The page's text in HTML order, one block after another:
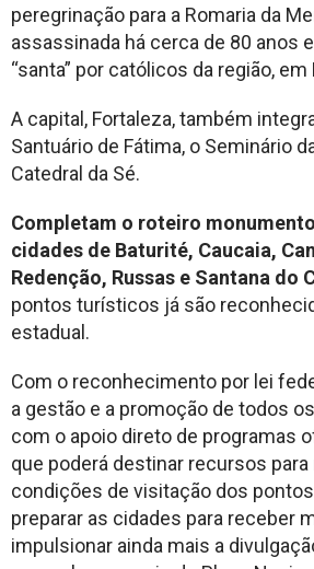
peregrinação para a Romaria da
assassinada há cerca de 80 anos
“santa” por católicos da região, em
A capital, Fortaleza, também
Santuário de Fátima, o Seminário
Catedral da Sé.
Completam o roteiro
cidades de Baturité, Caucaia,
Redenção, Russas e Santana do
pontos turísticos já são
estadual.
Com o reconhecimento por lei
a gestão e a promoção de todos
com o apoio direto de programas
que poderá destinar recursos para
condições de visitação dos
preparar as cidades para receber
impulsionar ainda mais a